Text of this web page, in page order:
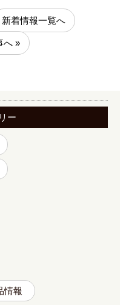
新着情報一覧へ
へ »
ー
情報